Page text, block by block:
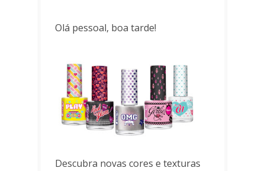
Olá pessoal, boa tarde!
Descubra novas cores e texturas